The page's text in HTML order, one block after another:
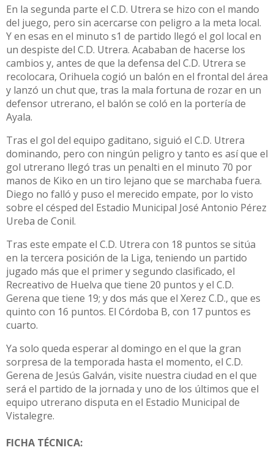
En la segunda parte el C.D. Utrera se hizo con el mando
del juego, pero sin acercarse con peligro a la meta local.
Y en esas en el minuto s1 de partido llegó el gol local en
un despiste del C.D. Utrera. Acababan de hacerse los
cambios y, antes de que la defensa del C.D. Utrera se
recolocara, Orihuela cogió un balón en el frontal del área
y lanzó un chut que, tras la mala fortuna de rozar en un
defensor utrerano, el balón se coló en la portería de
Ayala.
Tras el gol del equipo gaditano, siguió el C.D. Utrera
dominando, pero con ningún peligro y tanto es así que el
gol utrerano llegó tras un penalti en el minuto 70 por
manos de Kiko en un tiro lejano que se marchaba fuera.
Diego no falló y puso el merecido empate, por lo visto
sobre el césped del Estadio Municipal José Antonio Pérez
Ureba de Conil.
Tras este empate el C.D. Utrera con 18 puntos se sitúa
en la tercera posición de la Liga, teniendo un partido
jugado más que el primer y segundo clasificado, el
Recreativo de Huelva que tiene 20 puntos y el C.D.
Gerena que tiene 19; y dos más que el Xerez C.D., que es
quinto con 16 puntos. El Córdoba B, con 17 puntos es
cuarto.
Ya solo queda esperar al domingo en el que la gran
sorpresa de la temporada hasta el momento, el C.D.
Gerena de Jesús Galván, visite nuestra ciudad en el que
será el partido de la jornada y uno de los últimos que el
equipo utrerano disputa en el Estadio Municipal de
Vistalegre.
FICHA TÉCNICA: